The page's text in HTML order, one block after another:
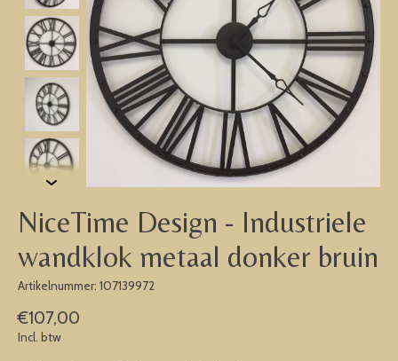
NiceTime Design - Industriele
wandklok metaal donker bruin
Artikelnummer: 107139972
€107,00
Incl. btw